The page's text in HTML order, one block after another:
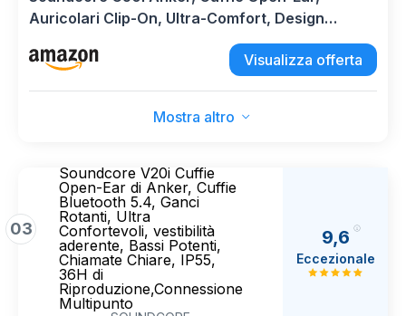
Auricolari Clip-On, Ultra-Comfort, Design
FlexiClip, Driver 12mm, Chiamate nitide AI, 28
Ore di Rip., Vestibilità Sicura, Alta Risoluzione,
Visualizza offerta
Mostra altro
03
Soundcore V20i Cuffie
Open-Ear di Anker, Cuffie
Bluetooth 5.4, Ganci
Rotanti, Ultra
Confortevoli, vestibilità
aderente, Bassi Potenti,
Chiamate Chiare, IP55,
36H di
Riproduzione,Connessione
Multipunto
9,6
Eccezionale